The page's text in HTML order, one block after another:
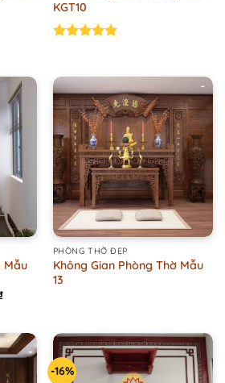
KGT10
Mẫu
Current
PHÒNG THỜ ĐẸP
Không Gian Phòng Thờ Mẫu
13
-16%